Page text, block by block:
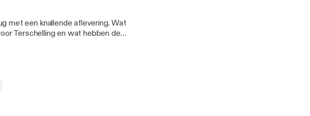
met een knallende aflevering. Wat
Terschelling en wat hebben de
en ander meegemaakt met